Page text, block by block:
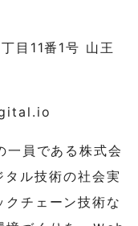
目11番1号 山王
一員である株式会
ル技術の社会実
チェーン技術な